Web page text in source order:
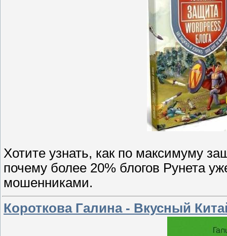
Хотите узнать, как по максимуму
почему более 20% блогов Рунета
мошенниками.
Короткова Галина - Вкусный